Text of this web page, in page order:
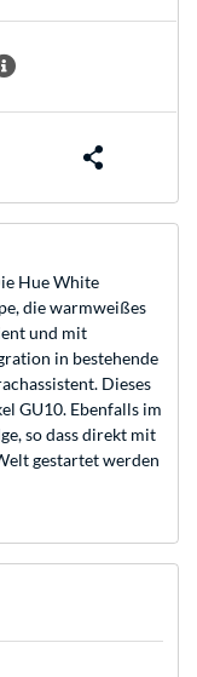
Hue White
die warmweißes
und mit
in bestehende
Dieses
GU10. Ebenfalls im
so dass direkt mit
gestartet werden